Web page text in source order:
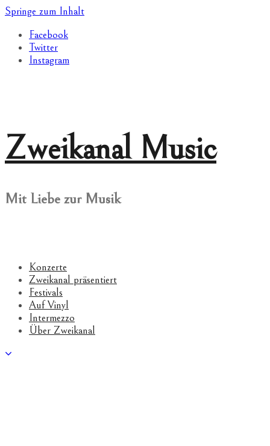
Springe zum Inhalt
Facebook
Twitter
Instagram
Zweikanal Music
Mit Liebe zur Musik
Konzerte
Zweikanal präsentiert
Festivals
Auf Vinyl
Intermezzo
Über Zweikanal